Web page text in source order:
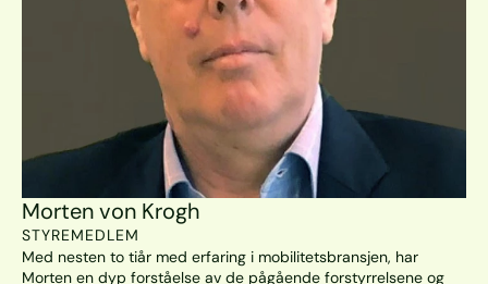
Morten von Krogh
STYREMEDLEM
Med nesten to tiår med erfaring i mobilitetsbransjen, har
Morten en dyp forståelse av de pågående forstyrrelsene og